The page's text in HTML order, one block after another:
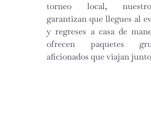
torneo local,
garantizan que llegues al
y regreses a casa de
ofrecen paquetes
aficionados que viajan